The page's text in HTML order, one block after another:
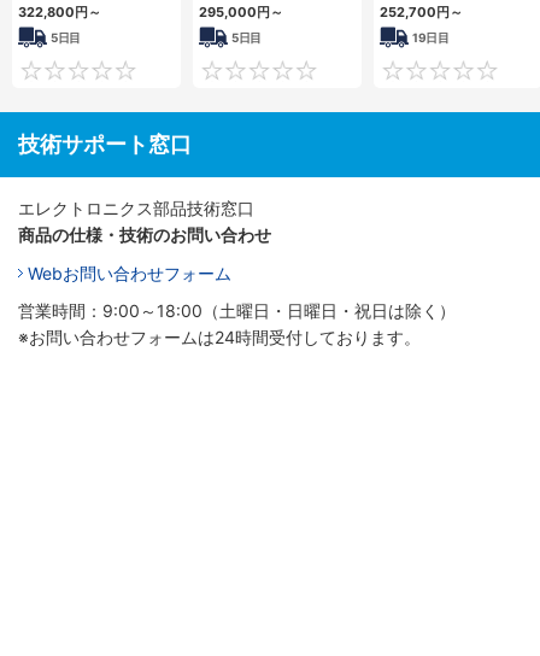
322,800円～
5日目
0
295,000円～
5日目
0
252,700円～
19日目
技術サポート窓口
エレクトロニクス部品技術窓口
商品の仕様・技術のお問い合わせ
Webお問い合わせフォーム
営業時間：9:00～18:00（土曜日・日曜日・祝日は除く）
※お問い合わせフォームは24時間受付しております。